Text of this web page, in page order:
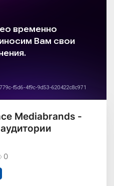
Mediabrands -
0